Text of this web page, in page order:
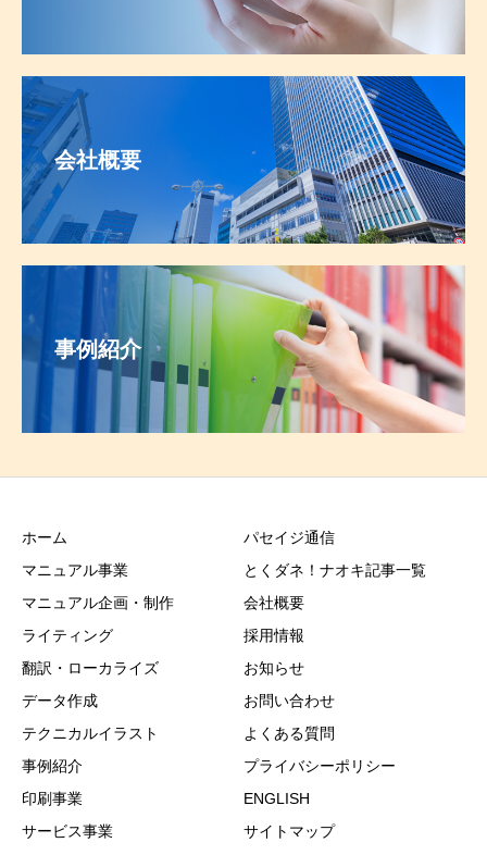
会社概要
事例紹介
ホーム
マニュアル事業
マニュアル企画・制作
ライティング
翻訳・ローカライズ
データ作成
テクニカルイラスト
事例紹介
印刷事業
サービス事業
パセイジ通信
とくダネ！ナオキ記事一覧
会社概要
採用情報
お知らせ
お問い合わせ
よくある質問
プライバシーポリシー
ENGLISH
サイトマップ